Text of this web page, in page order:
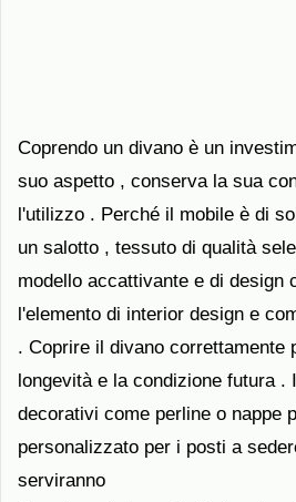
Coprendo un divano è un
suo aspetto , conserva la sua
l'utilizzo . Perché il mobile è di
un salotto , tessuto di qualità
modello accattivante e di design
l'elemento di interior design e
. Coprire il divano correttamente
longevità e la condizione futura .
decorativi come perline o nappe
personalizzato per i posti a
serviranno